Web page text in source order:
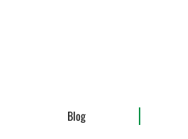
Blog